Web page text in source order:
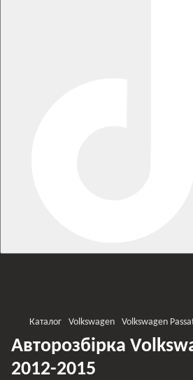
Каталог Volkswagen Volkswagen
Авторозбірка
2012-2015